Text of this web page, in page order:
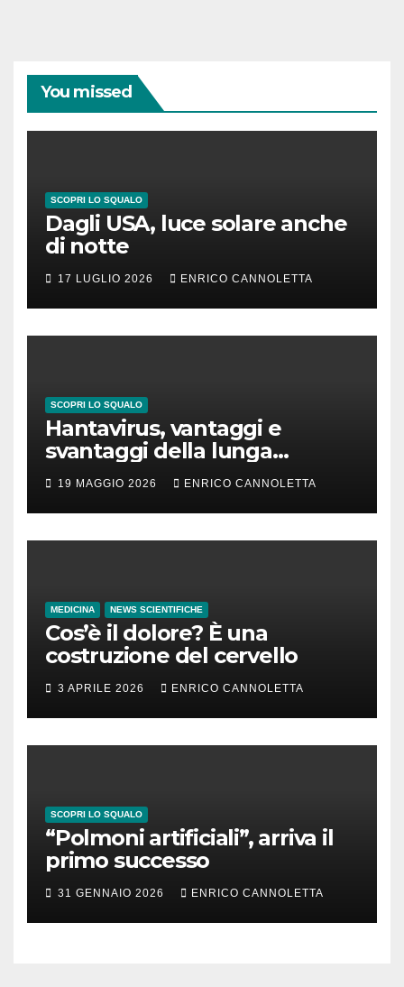
You missed
SCOPRI LO SQUALO
Dagli USA, luce solare anche
di notte
17 LUGLIO 2026 ENRICO CANNOLETTA
SCOPRI LO SQUALO
Hantavirus, vantaggi e
svantaggi della lunga
incubazione
19 MAGGIO 2026 ENRICO CANNOLETTA
MEDICINA NEWS SCIENTIFICHE
Cos’è il dolore? È una
costruzione del cervello
3 APRILE 2026 ENRICO CANNOLETTA
SCOPRI LO SQUALO
“Polmoni artificiali”, arriva il
primo successo
31 GENNAIO 2026 ENRICO CANNOLETTA